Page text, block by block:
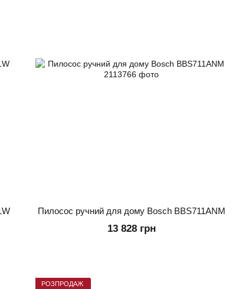
Пилосос ручний для дому Bosch BBS711ANM
13 828 грн
РОЗПРОДАЖ